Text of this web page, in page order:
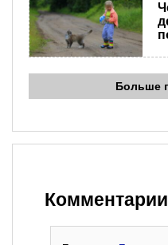
Больше